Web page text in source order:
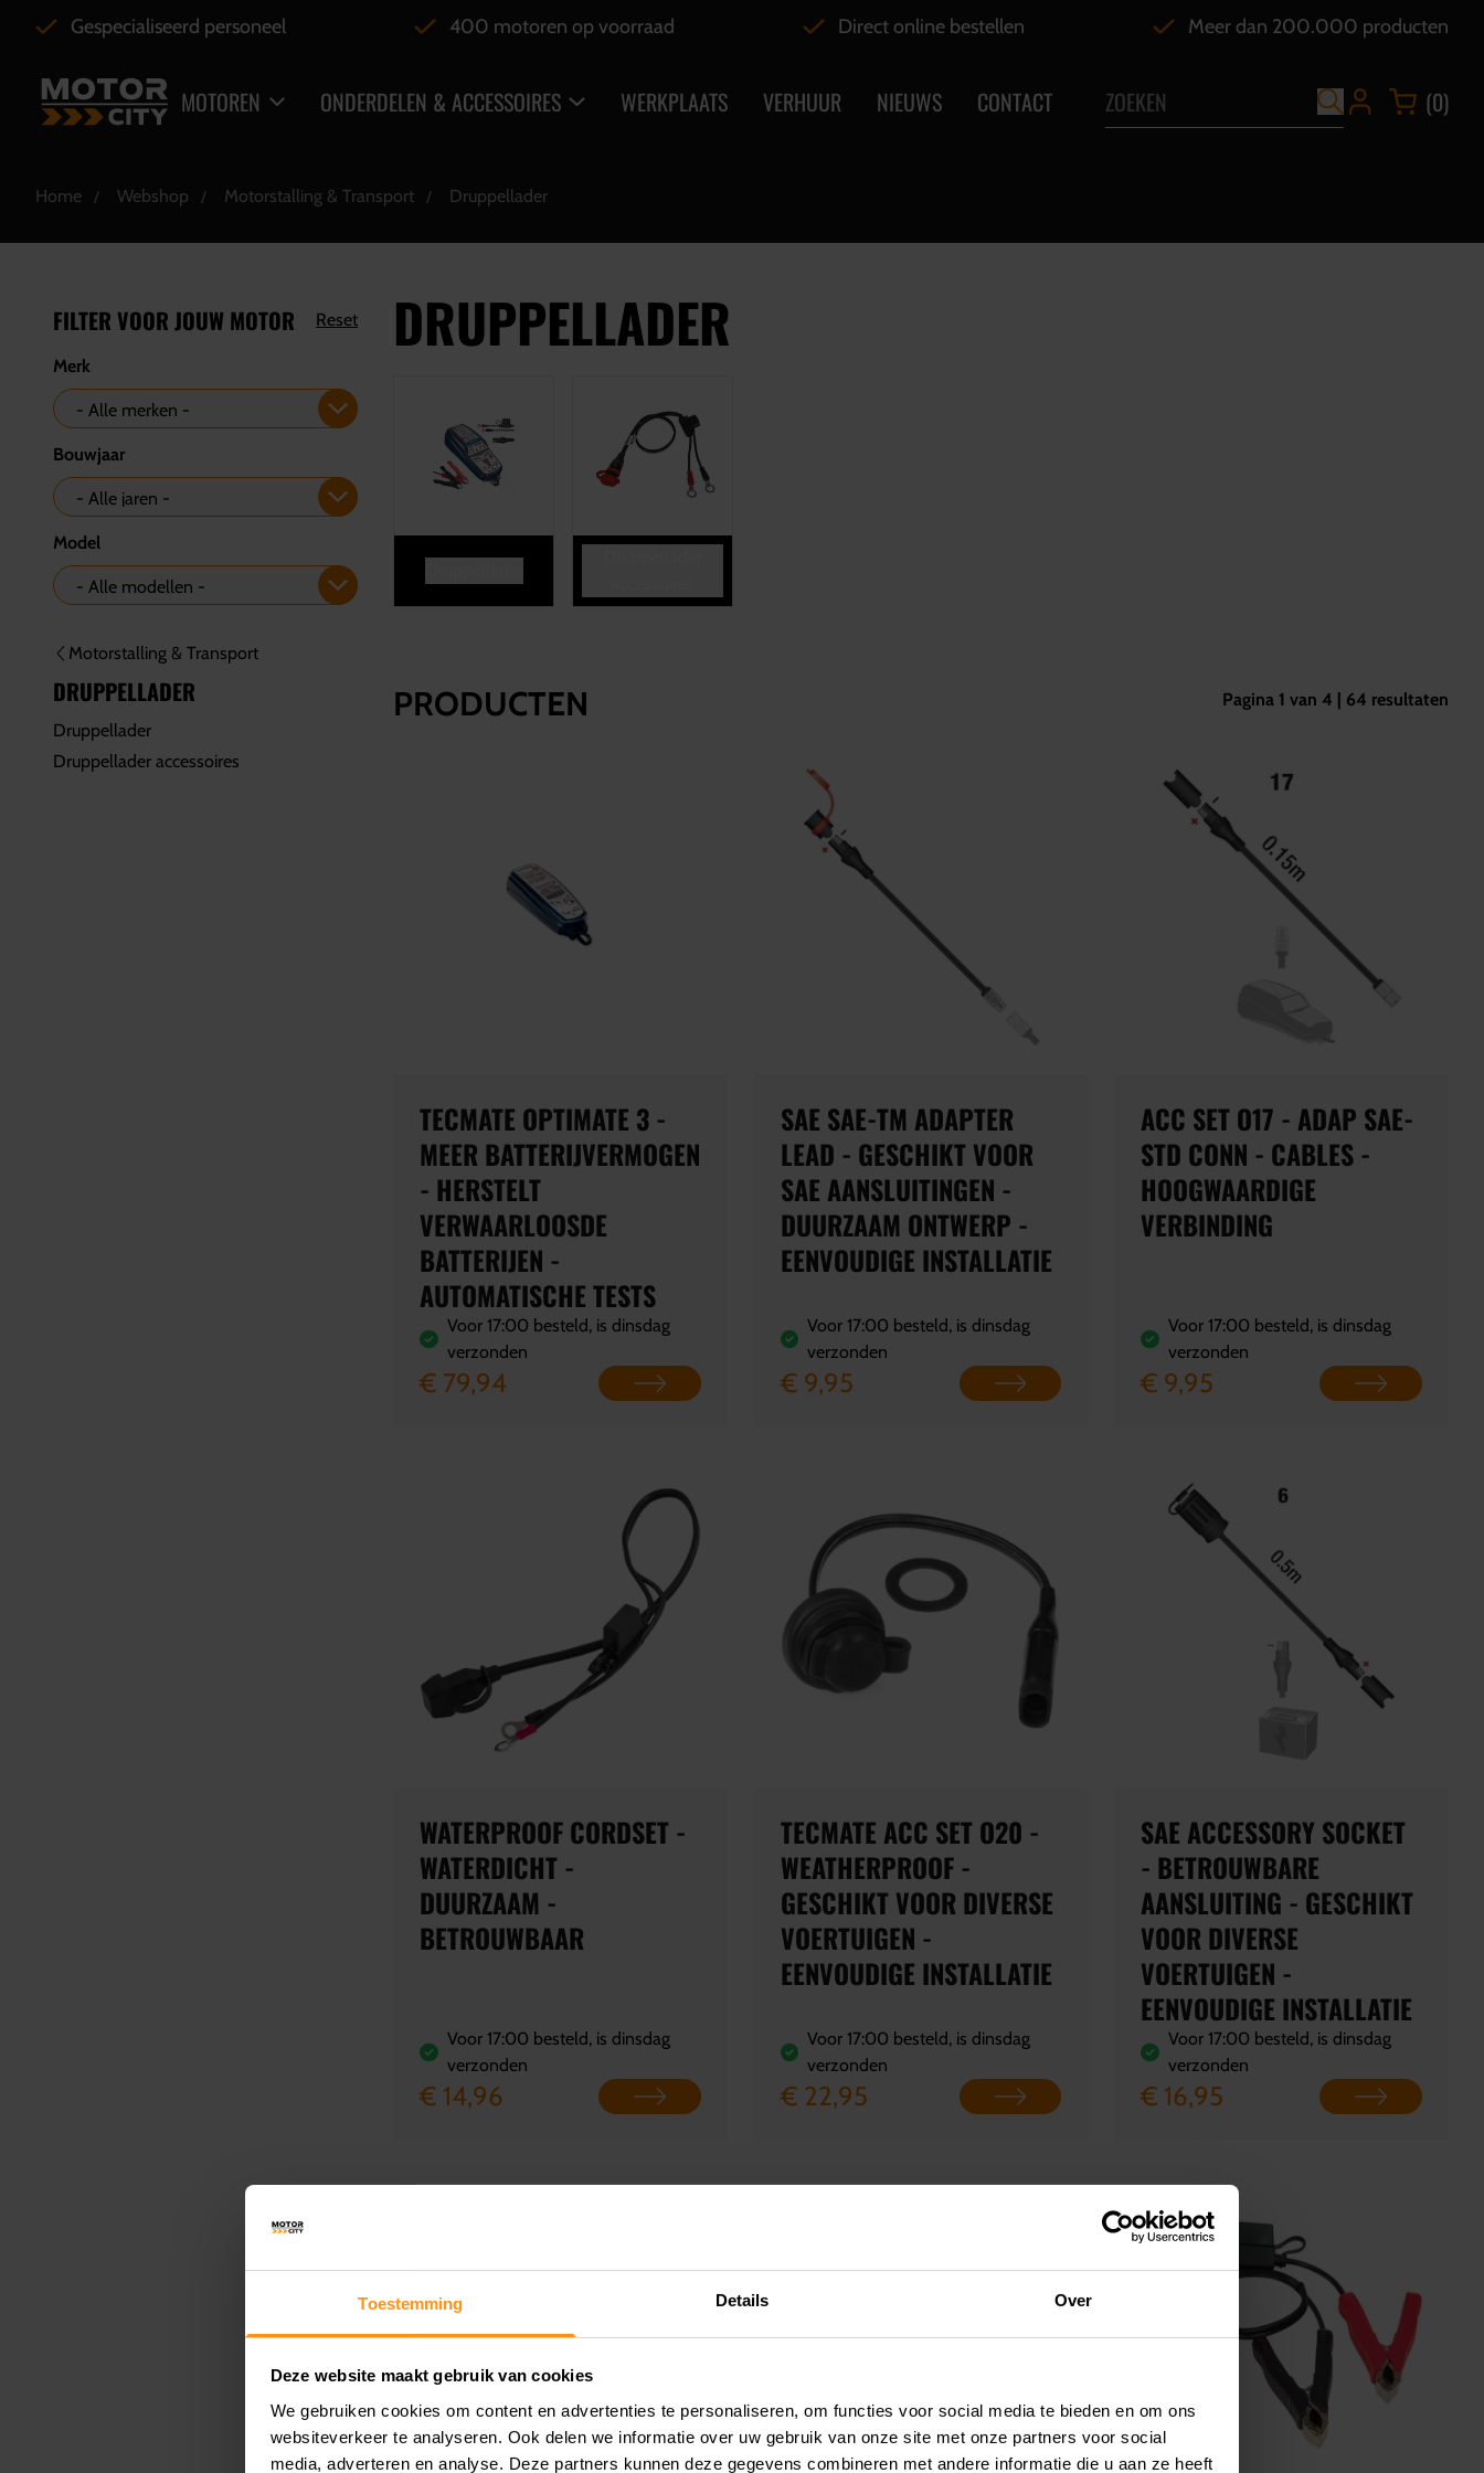
Toestemming Details Over
Deze website maakt gebruik van cookies
We gebruiken cookies om content en advertenties te personaliseren, om functies voor social media te bieden en om ons
websiteverkeer te analyseren. Ook delen we informatie over uw gebruik van onze site met onze partners voor social
media, adverteren en analyse. Deze partners kunnen deze gegevens combineren met andere informatie die u aan ze heeft
Gespecialiseerd personeel 400 motoren op voorraad Direct online bestellen Meer dan 200.000 producten
MOTOREN ONDERDELEN & ACCESSOIRES WERKPLAATS VERHUUR NIEUWS CONTACT (0)
Home Webshop Motorstalling & Transport Druppellader
FILTER VOOR JOUW MOTOR Reset
Merk
Bouwjaar
Model
Motorstalling & Transport
DRUPPELLADER
Druppellader
Druppellader accessoires
DRUPPELLADER
PRODUCTEN Pagina 1 van 4 | 64 resultaten
TECMATE OPTIMATE 3 -
MEER BATTERIJVERMOGEN
- HERSTELT
VERWAARLOOSDE
BATTERIJEN -
AUTOMATISCHE TESTS
Voor 17:00 besteld, is dinsdag
verzonden
€ 79,94
SAE SAE-TM ADAPTER
LEAD - GESCHIKT VOOR
SAE AANSLUITINGEN -
DUURZAAM ONTWERP -
EENVOUDIGE INSTALLATIE
Voor 17:00 besteld, is dinsdag
verzonden
€ 9,95
ACC SET O17 - ADAP SAE-
STD CONN - CABLES -
HOOGWAARDIGE
VERBINDING
Voor 17:00 besteld, is dinsdag
verzonden
€ 9,95
WATERPROOF CORDSET -
WATERDICHT -
DUURZAAM -
BETROUWBAAR
Voor 17:00 besteld, is dinsdag
verzonden
€ 14,96
TECMATE ACC SET O20 -
WEATHERPROOF -
GESCHIKT VOOR DIVERSE
VOERTUIGEN -
EENVOUDIGE INSTALLATIE
Voor 17:00 besteld, is dinsdag
verzonden
€ 22,95
SAE ACCESSORY SOCKET
- BETROUWBARE
AANSLUITING - GESCHIKT
VOOR DIVERSE
VOERTUIGEN -
EENVOUDIGE INSTALLATIE
Voor 17:00 besteld, is dinsdag
verzonden
€ 16,95